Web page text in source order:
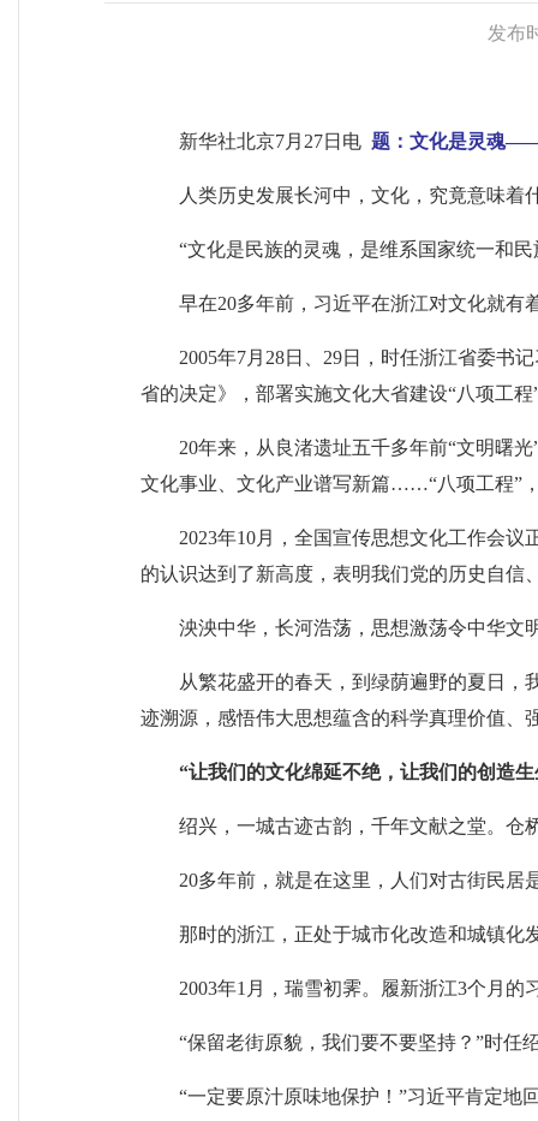
发布
新华社北京7月27日电 题：文化是灵魂
人类历史发展长河中，文化，究竟意味着
“文化是民族的灵魂，是维系国家统一和
早在20多年前，习近平在浙江对文化就有
2005年7月28日、29日，时任浙江省委书
省的决定》，部署实施文化大省建设“八项工程
20年来，从良渚遗址五千多年前“文明曙
文化事业、文化产业谱写新篇……“八项工程”
2023年10月，全国宣传思想文化工作会
的认识达到了新高度，表明我们党的历史自信
泱泱中华，长河浩荡，思想激荡令中华文
从繁花盛开的春天，到绿荫遍野的夏日
迹溯源，感悟伟大思想蕴含的科学真理价值
“让我们的文化绵延不绝，让我们的创造
绍兴，一城古迹古韵，千年文献之堂。仓
20多年前，就是在这里，人们对古街民居
那时的浙江，正处于城市化改造和城镇化
2003年1月，瑞雪初霁。履新浙江3个月
“保留老街原貌，我们要不要坚持？”时任
“一定要原汁原味地保护！”习近平肯定地